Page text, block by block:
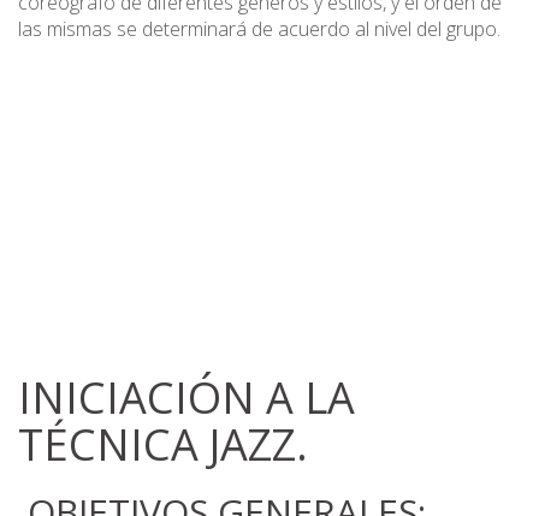
las mismas se determinará de acuerdo al nivel del grupo.
INICIACIÓN A LA
TÉCNICA JAZZ.